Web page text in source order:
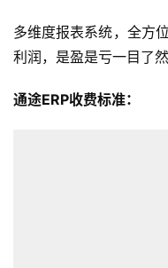
首
页
全
多维度报表系统，全方
利润，是盈是亏一目了然
通途ERP收费标准：